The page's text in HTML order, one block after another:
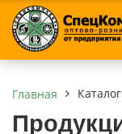
Главная Каталог